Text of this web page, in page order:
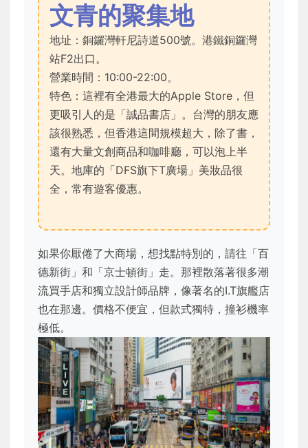
文青的聚集地
地址：銅鑼灣軒尼詩道500號。港鐵銅鑼灣
站F2出口。
營業時間：10:00-22:00。
特色：這裡有全港最大的Apple Store，但
更吸引人的是「誠品書店」。台灣的朋友應
該很熟悉，但香港這間規模超大，除了書，
還有大量文創商品和咖啡廳，可以泡上半
天。地庫的「DFS旗下T廣場」美妝品很
全，常有遊客優惠。
如果你厭倦了大商場，想找點特別的，請往「百
德新街」和「京士頓街」走。那裡散落著很多潮
流買手店和獨立設計師品牌，像著名的I.T旗艦店
也在那邊。價格不便宜，但款式獨特，撞衫機率
極低。